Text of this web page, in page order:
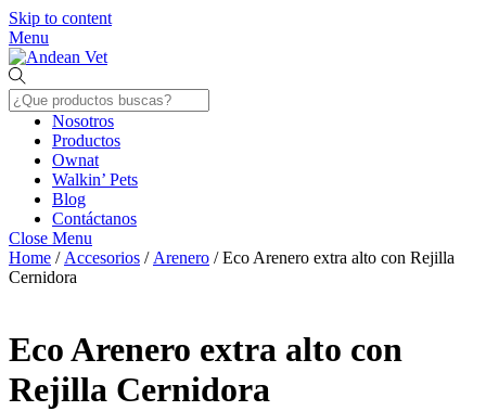
Skip to content
Menu
Nosotros
Productos
Ownat
Walkin’ Pets
Blog
Contáctanos
Close Menu
Home / Accesorios / Arenero / Eco Arenero extra alto con Rejilla
Cernidora
Eco Arenero extra alto con
Rejilla Cernidora